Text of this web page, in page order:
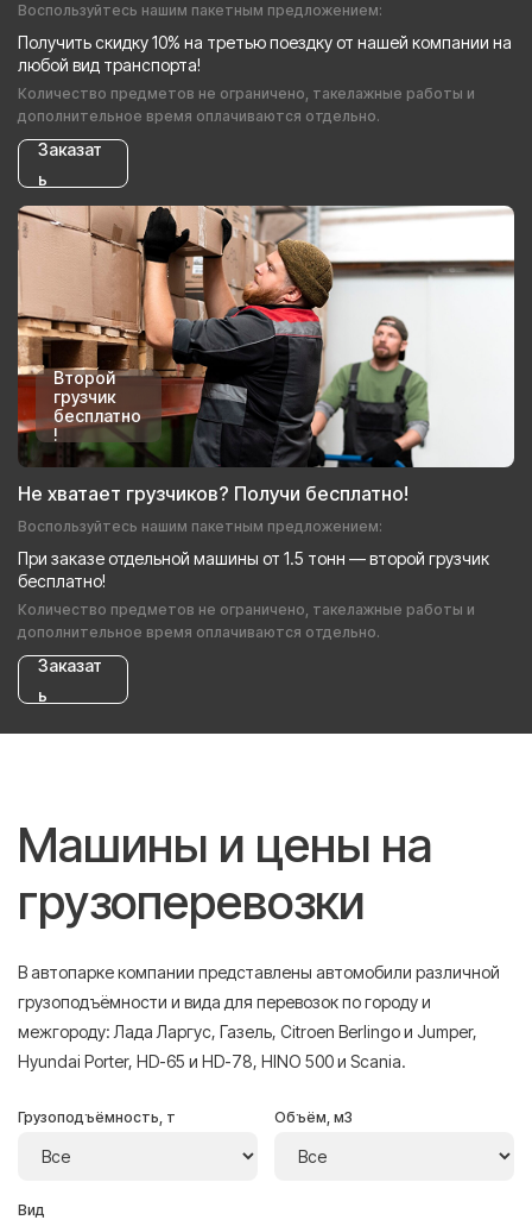
Воспользуйтесь нашим пакетным предложением:
Получить скидку 10% на третью поездку от нашей компании на
любой вид транспорта!
Количество предметов не ограничено, такелажные работы и
дополнительное время оплачиваются отдельно.
Заказат
ь
Второй
грузчик
бесплатно
!
Не хватает грузчиков? Получи бесплатно!
Воспользуйтесь нашим пакетным предложением:
При заказе отдельной машины от 1.5 тонн — второй грузчик
бесплатно!
Количество предметов не ограничено, такелажные работы и
дополнительное время оплачиваются отдельно.
Заказат
ь
Машины и цены на
грузоперевозки
В автопарке компании представлены автомобили различной
грузоподъёмности и вида для перевозок по городу и
межгороду: Лада Ларгус, Газель, Citroen Berlingo и Jumper,
Hyundai Porter, HD-65 и HD-78, HINO 500 и Scania.
Грузоподъёмность, т Объём, м3
Вид